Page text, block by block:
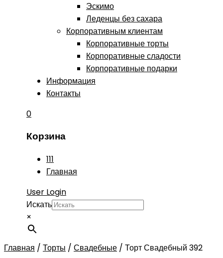
Эскимо
Леденцы без сахара
Корпоративным клиентам
Корпоративные торты
Корпоративные сладости
Корпоративные подарки
Информация
Контакты
0
Корзина
111
Главная
User Login
Искать
×
Главная / Торты / Свадебные / Торт Свадебный 392